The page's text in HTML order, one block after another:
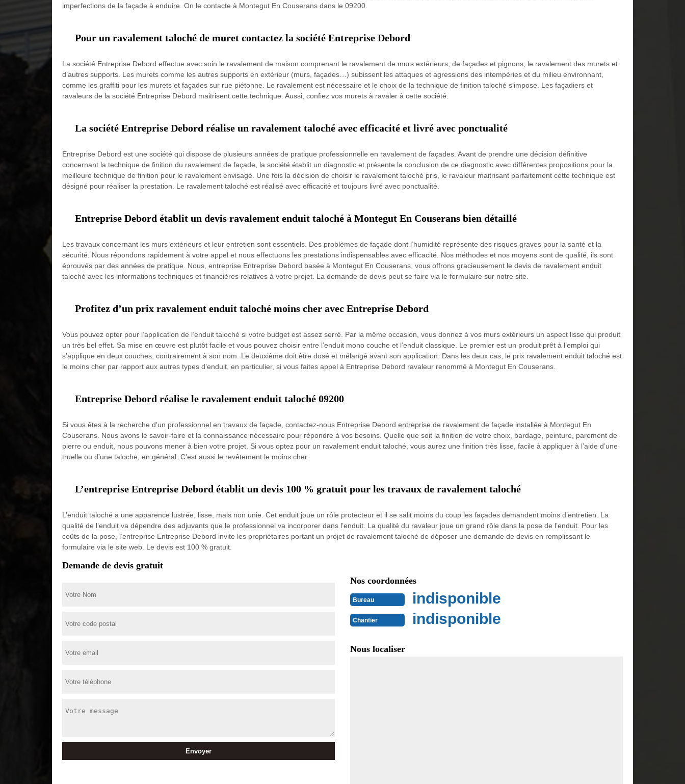
imperfections de la façade à enduire. On le contacte à Montegut En Couserans dans le 09200.
Pour un ravalement taloché de muret contactez la société Entreprise Debord
La société Entreprise Debord effectue avec soin le ravalement de maison comprenant le ravalement de murs extérieurs, de façades et pignons, le ravalement des murets et
d’autres supports. Les murets comme les autres supports en extérieur (murs, façades…) subissent les attaques et agressions des intempéries et du milieu environnant,
comme les graffiti pour les murets et façades sur rue piétonne. Le ravalement est nécessaire et le choix de la technique de finition taloché s’impose. Les façadiers et
ravaleurs de la société Entreprise Debord maitrisent cette technique. Aussi, confiez vos murets à ravaler à cette société.
La société Entreprise Debord réalise un ravalement taloché avec efficacité et livré avec ponctualité
Entreprise Debord est une société qui dispose de plusieurs années de pratique professionnelle en ravalement de façades. Avant de prendre une décision définitive
concernant la technique de finition du ravalement de façade, la société établit un diagnostic et présente la conclusion de ce diagnostic avec différentes propositions pour la
meilleure technique de finition pour le ravalement envisagé. Une fois la décision de choisir le ravalement taloché pris, le ravaleur maitrisant parfaitement cette technique est
désigné pour réaliser la prestation. Le ravalement taloché est réalisé avec efficacité et toujours livré avec ponctualité.
Entreprise Debord établit un devis ravalement enduit taloché à Montegut En Couserans bien détaillé
Les travaux concernant les murs extérieurs et leur entretien sont essentiels. Des problèmes de façade dont l’humidité représente des risques graves pour la santé et la
sécurité. Nous répondons rapidement à votre appel et nous effectuons les prestations indispensables avec efficacité. Nos méthodes et nos moyens sont de qualité, ils sont
éprouvés par des années de pratique. Nous, entreprise Entreprise Debord basée à Montegut En Couserans, vous offrons gracieusement le devis de ravalement enduit
taloché avec les informations techniques et financières relatives à votre projet. La demande de devis peut se faire via le formulaire sur notre site.
Profitez d’un prix ravalement enduit taloché moins cher avec Entreprise Debord
Vous pouvez opter pour l’application de l’enduit taloché si votre budget est assez serré. Par la même occasion, vous donnez à vos murs extérieurs un aspect lisse qui produit
un très bel effet. Sa mise en œuvre est plutôt facile et vous pouvez choisir entre l’enduit mono couche et l’enduit classique. Le premier est un produit prêt à l’emploi qui
s’applique en deux couches, contrairement à son nom. Le deuxième doit être dosé et mélangé avant son application. Dans les deux cas, le prix ravalement enduit taloché est
le moins cher par rapport aux autres types d’enduit, en particulier, si vous faites appel à Entreprise Debord ravaleur renommé à Montegut En Couserans.
Entreprise Debord réalise le ravalement enduit taloché 09200
Si vous êtes à la recherche d’un professionnel en travaux de façade, contactez-nous Entreprise Debord entreprise de ravalement de façade installée à Montegut En
Couserans. Nous avons le savoir-faire et la connaissance nécessaire pour répondre à vos besoins. Quelle que soit la finition de votre choix, bardage, peinture, parement de
pierre ou enduit, nous pouvons mener à bien votre projet. Si vous optez pour un ravalement enduit taloché, vous aurez une finition très lisse, facile à appliquer à l’aide d’une
truelle ou d’une taloche, en général. C’est aussi le revêtement le moins cher.
L’entreprise Entreprise Debord établit un devis 100 % gratuit pour les travaux de ravalement taloché
L’enduit taloché a une apparence lustrée, lisse, mais non unie. Cet enduit joue un rôle protecteur et il se salit moins du coup les façades demandent moins d’entretien. La
qualité de l’enduit va dépendre des adjuvants que le professionnel va incorporer dans l’enduit. La qualité du ravaleur joue un grand rôle dans la pose de l’enduit. Pour les
coûts de la pose, l’entreprise Entreprise Debord invite les propriétaires portant un projet de ravalement taloché de déposer une demande de devis en remplissant le
formulaire via le site web. Le devis est 100 % gratuit.
Demande de devis gratuit
Nos coordonnées
Bureau indisponible
Chantier indisponible
Nous localiser